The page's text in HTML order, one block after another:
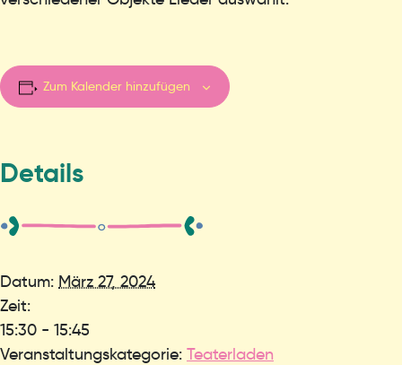
Zum Kalender hinzufügen
Details
Datum: März 27, 2024
Zeit:
15:30 - 15:45
Veranstaltungskategorie: Teaterladen